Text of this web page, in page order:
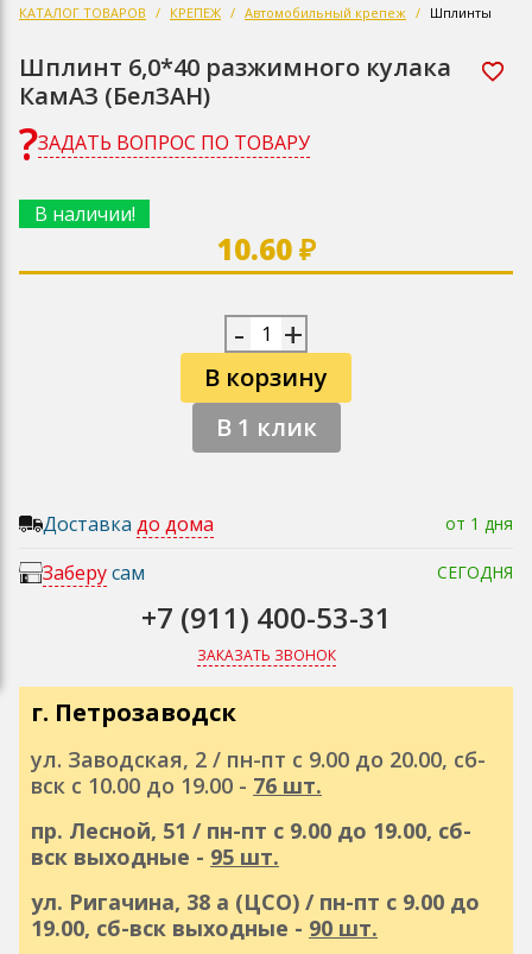
КАТАЛОГ ТОВАРОВ КРЕПЕЖ Автомобильный крепеж Шплинты
Шплинт 6,0*40 разжимного кулака
КамАЗ (БелЗАН)
ЗАДАТЬ ВОПРОС ПО ТОВАРУ
В наличии!
10.60 ₽
- +
В корзину
В 1 клик
Доставка до дома от 1 дня
Заберусам СЕГОДНЯ
+7 (911) 400-53-31
ЗАКАЗАТЬ ЗВОНОК
г. Петрозаводск
ул. Заводская, 2 / пн-пт с 9.00 до 20.00, сб-
вск с 10.00 до 19.00 - 76 шт.
пр. Лесной, 51 / пн-пт с 9.00 до 19.00, сб-
вск выходные - 95 шт.
ул. Ригачина, 38 а (ЦСО) / пн-пт с 9.00 до
19.00, сб-вск выходные - 90 шт.